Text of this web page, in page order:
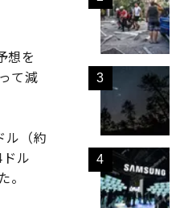
想を
て減
ル（約
ル